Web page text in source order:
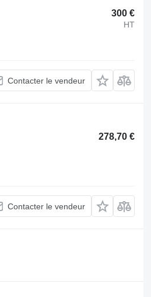
300 €
HT
Contacter le vendeur
278,70 €
Contacter le vendeur